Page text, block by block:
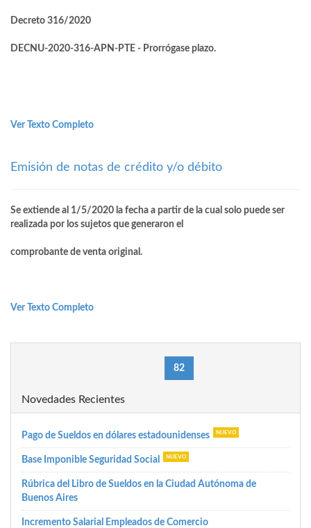
Decreto 316/2020
DECNU-2020-316-APN-PTE - Prorrógase plazo.
Ver Texto Completo
Emisión de notas de crédito y/o débito
Se extiende al 1/5/2020 la fecha a partir de la cual solo puede ser
realizada por los sujetos que generaron el
comprobante de venta original.
Ver Texto Completo
82(current)
Novedades Recientes
Pago de Sueldos en dólares estadounidenses
Base Imponible Seguridad Social
Rúbrica del Libro de Sueldos en la Ciudad Autónoma de
Buenos Aires
Incremento Salarial Empleados de Comercio